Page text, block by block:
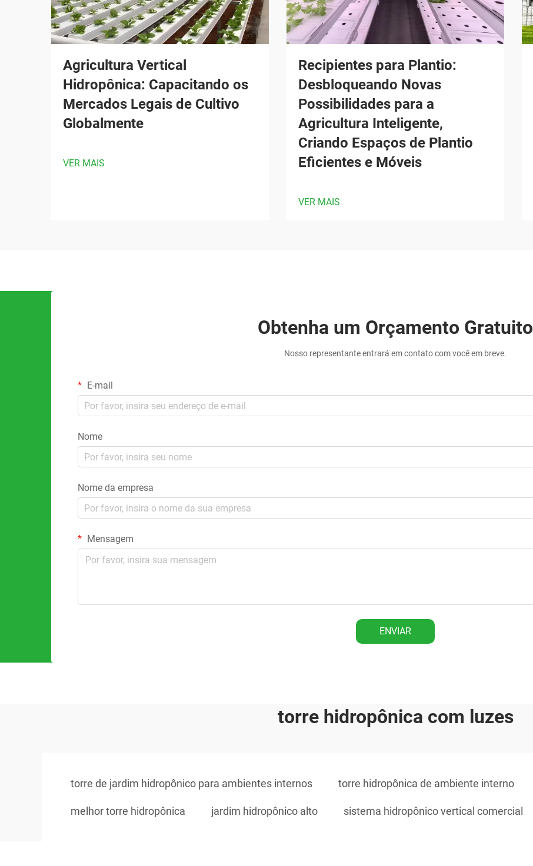
Agricultura Vertical
Hidropônica: Capacitando os
Mercados Legais de Cultivo
Globalmente
VER MAIS
Recipientes para Plantio:
Desbloqueando Novas
Possibilidades para a
Agricultura Inteligente,
Criando Espaços de Plantio
Eficientes e Móveis
VER MAIS
Obtenha um Orçamento Gratuito
Nosso representante entrará em contato com você em breve.
E-mail
Nome
Nome da empresa
Mensagem
ENVIAR
torre hidropônica com luzes
torre de jardim hidropônico para ambientes internos torre hidropônica de ambiente interno
melhor torre hidropônica jardim hidropônico alto sistema hidropônico vertical comercial